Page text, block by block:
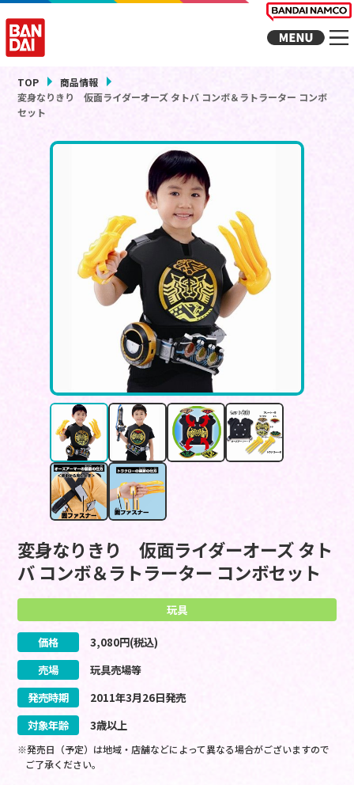
TOP
商品情報
変身なりきり 仮面ライダーオーズ タトバ コンボ＆ラトラーター コンボ
セット
変身なりきり 仮面ライダーオーズ タト
バ コンボ＆ラトラーター コンボセット
玩具
価格 3,080円(税込)
売場
玩具売場等
発売時期
2011年3月26日発売
対象年齢
3歳以上
※発売日（予定）は地域・店舗などによって異なる場合がございますので
ご了承ください。